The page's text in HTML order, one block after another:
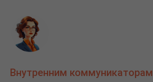
Внутренним коммуникаторам